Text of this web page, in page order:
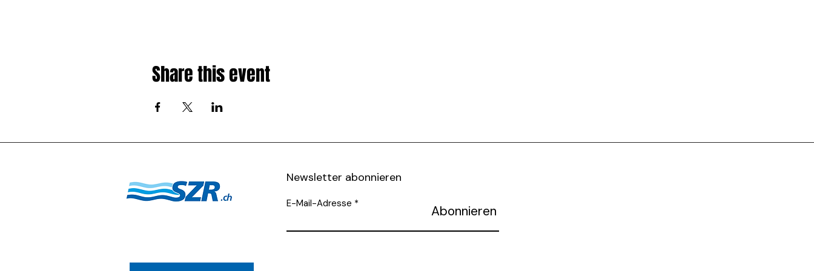
Share this event
Newsletter abonnieren
E-Mail-Adresse Abonnieren